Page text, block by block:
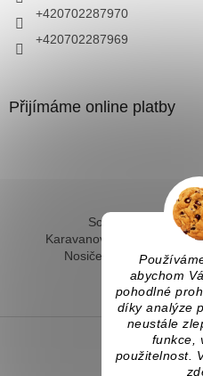
abychom
pohodlné
díky analýze
neustále
funkce,
použitelnost.
+420702287970
+420702287969
Přijímáme online platby
Solární ohřev vody
Karavanové solární
Nosiče kol na tažné